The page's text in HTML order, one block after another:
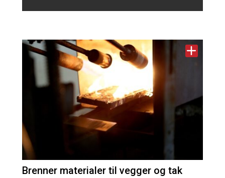
Brenner materialer til vegger og tak